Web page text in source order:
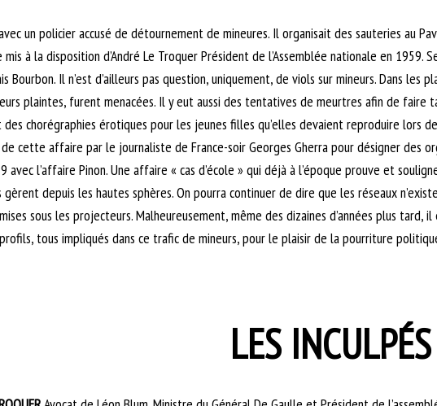
un policier accusé de détournement de mineures. Il organisait des sauteries au
mis à la disposition d’André Le Troquer Président de l’Assemblée nationale en
Bourbon. Il n’est d’ailleurs pas question, uniquement, de viols sur mineurs. Dans les
plaintes, furent menacées. Il y eut aussi des tentatives de meurtres afin de faire
chorégraphies érotiques pour les jeunes filles qu’elles devaient reproduire lors
cette affaire par le journaliste de France-soir Georges Gherra pour désigner des
avec l’affaire Pinon. Une affaire « cas d’école » qui déjà à l’époque prouve et
depuis les hautes sphères. On pourra continuer de dire que les réseaux
sous les projecteurs. Malheureusement, même des dizaines d’années plus
tous impliqués dans ce trafic de mineurs, pour le plaisir de la pourriture
LES INCULPÉS